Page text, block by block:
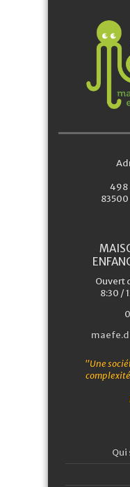
498
Ouvert
8:30 /
"Une
Qui